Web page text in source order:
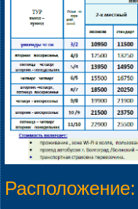
Расположение: